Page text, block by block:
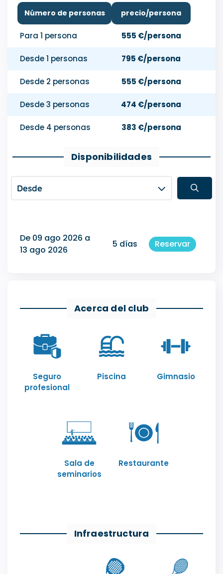
Número de personas precio/persona
Para 1 persona 555 €/persona
Desde 1 personas 795 €/persona
Desde 2 personas 555 €/persona
Desde 3 personas 474 €/persona
Desde 4 personas 383 €/persona
Disponibilidades
Desde
De 09 ago 2026 a
13 ago 2026
5 días Reservar
Acerca del club
Seguro
profesional
Piscina Gimnasio
Sala de
seminarios
Restaurante
Infraestructura